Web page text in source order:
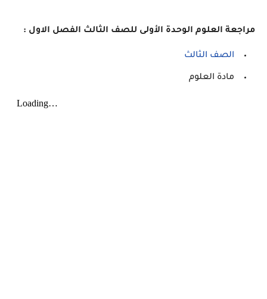
مراجعة العلوم الوحدة الأولى للصف الثالث الفصل الاول :
الصف الثالث
مادة العلوم